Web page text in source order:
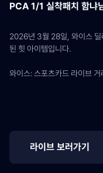
PCA 1/1 실착패치 함냐
2026년 3월 28일, 와이스 딜
된 힛 아이템입니다.
와이스: 스포츠카드 라이브
라이브 보러가기